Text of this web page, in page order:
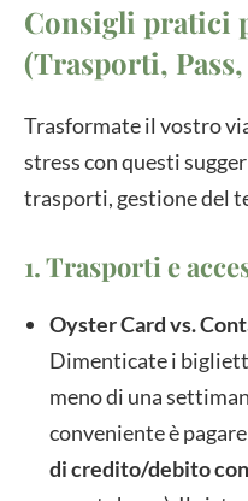
Consigli pratici
(Trasporti,
Trasformate il vostro
stress con questi
trasporti, gestione del
1. Trasporti e
Oyster Card vs.
Dimenticate i
meno di una
conveniente è
di credito/debito